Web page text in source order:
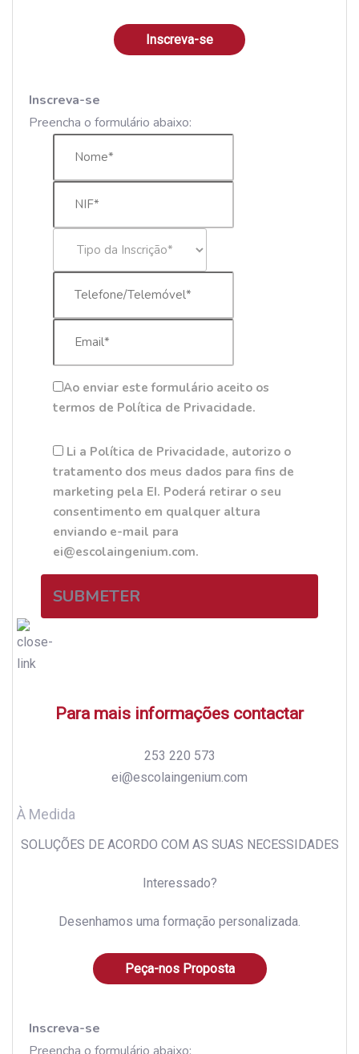
Inscreva-se
Inscreva-se
Preencha o formulário abaixo:
Ao enviar este formulário aceito os
termos de Política de Privacidade.
Li a Política de Privacidade, autorizo o
tratamento dos meus dados para fins de
marketing pela EI. Poderá retirar o seu
consentimento em qualquer altura
enviando e-mail para
ei@escolaingenium.com.
SUBMETER
Para mais informações contactar
253 220 573
ei@escolaingenium.com
À Medida
SOLUÇÕES DE ACORDO COM AS SUAS NECESSIDADES
Interessado?
Desenhamos uma formação personalizada.
Peça-nos Proposta
Inscreva-se